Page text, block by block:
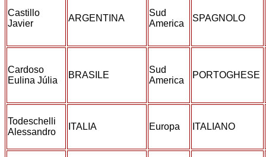
Castillo
Javier
ARGENTINA
Sud
America
SPAGNOLO
Cardoso
Eulina Júlia
BRASILE
Sud
America
PORTOGHESE
Todeschelli
Alessandro
ITALIA Europa ITALIANO